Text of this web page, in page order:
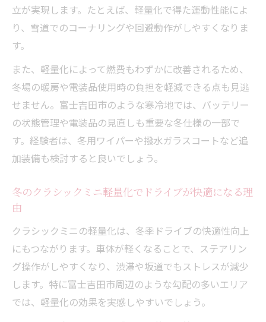
クラシックミニの冬対策と安全運転の両立
方法
クラシックミニに適したスタッドレスタイ
ヤ選択術
軽量化クラシックミニとタイヤ選びの最適
な関係
クラシックミニ冬のグリップ力と軽量化の
工夫
の基準
しない方法
立が実現します。たとえば、軽量化で得た運動性能によ
り、雪道でのコーナリングや回避動作がしやすくなりま
す。
また、軽量化によって燃費もわずかに改善されるため、
冬場の暖房や電装品使用時の負担を軽減できる点も見逃
せません。富士吉田市のような寒冷地では、バッテリー
の状態管理や電装品の見直しも重要な冬仕様の一部で
す。経験者は、冬用ワイパーや撥水ガラスコートなど追
加装備も検討すると良いでしょう。
冬のクラシックミニ軽量化でドライブが快適になる理
由
クラシックミニの軽量化は、冬季ドライブの快適性向上
にもつながります。車体が軽くなることで、ステアリン
グ操作がしやすくなり、渋滞や坂道でもストレスが減少
します。特に富士吉田市周辺のような勾配の多いエリア
では、軽量化の効果を実感しやすいでしょう。